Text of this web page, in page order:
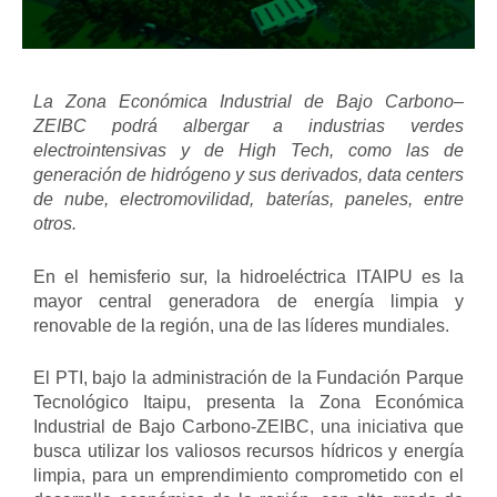
La Zona Económica Industrial de Bajo Carbono–
ZEIBC podrá albergar a industrias verdes
electrointensivas y de High Tech, como las de
generación de hidrógeno y sus derivados, data centers
de nube, electromovilidad, baterías, paneles, entre
otros.
En el hemisferio sur, la hidroeléctrica ITAIPU es la
mayor central generadora de energía limpia y
renovable de la región, una de las líderes mundiales.
El PTI, bajo la administración de la Fundación Parque
Tecnológico Itaipu, presenta la Zona Económica
Industrial de Bajo Carbono-ZEIBC, una iniciativa que
busca utilizar los valiosos recursos hídricos y energía
limpia, para un emprendimiento comprometido con el